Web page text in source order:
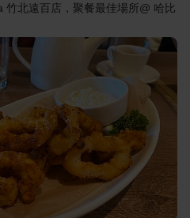
竹北遠百店，聚餐最佳場所@ 哈比